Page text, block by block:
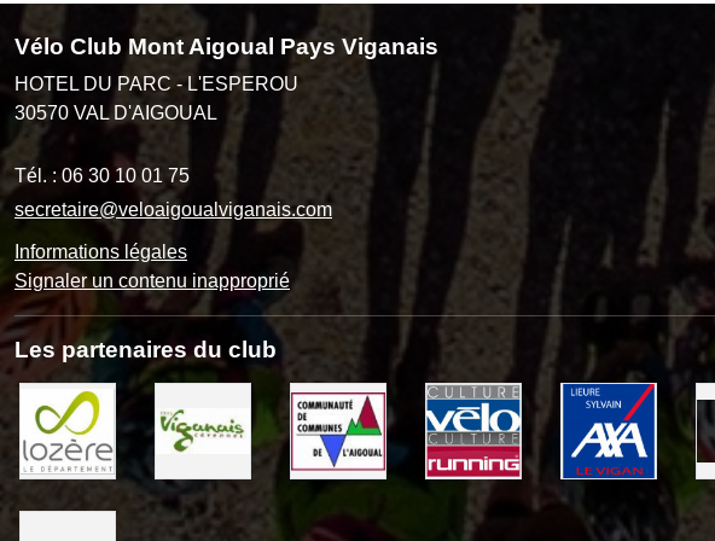
Vélo Club Mont Aigoual Pays Viganais
HOTEL DU PARC - L'ESPEROU
30570 VAL D'AIGOUAL
Tél. : 06 30 10 01 75
secretaire@veloaigoualviganais.com
Informations légales
Signaler un contenu inapproprié
Les partenaires du club